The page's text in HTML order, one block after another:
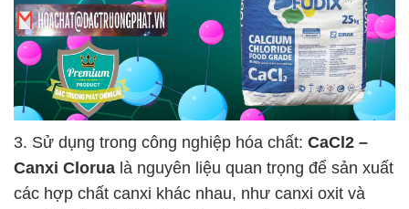
3. Sử dụng trong công nghiệp hóa chất: CaCl2 –
Canxi Clorua là nguyên liệu quan trọng để sản xuất
các hợp chất canxi khác nhau, như canxi oxit và